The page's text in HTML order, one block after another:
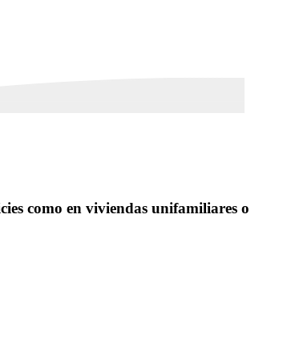
como en viviendas unifamiliares o